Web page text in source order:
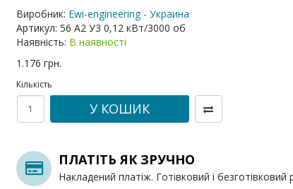
Виробник: Ewi-engineering - Украина
Артикул: 56 A2 У3 0,12 кВт/3000 об
Наявність: В наявності
1.176 грн.
Кількість
У КОШИК
ПЛАТІТЬ ЯК ЗРУЧНО
Накладений платіж. Готівковий і безготівковий